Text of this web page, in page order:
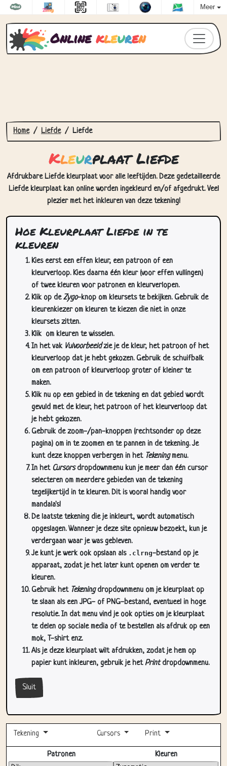
Meer
Online kleuren
Home Liefde Liefde
Kleurplaat Liefde
Afdrukbare Liefde kleurplaat voor alle leeftijden. Deze gedetailleerde
Liefde kleurplaat kan online worden ingekleurd en/of afgedrukt. Veel
plezier met het inkleuren van deze tekening!
Hoe Kleurplaat Liefde in te
kleuren
Kies eerst een effen kleur, een patroon of een
kleurverloop. Kies daarna één kleur (voor effen vullingen)
of twee kleuren voor patronen en kleurverlopen.
Klik op deZygo-knop om kleursets te bekijken. Gebruik de
kleurenkiezer om kleuren te kiezen die niet in onze
kleursets zitten.
Klik om kleuren te wisselen.
In het vak Vulvoorbeeldzie je de kleur, het patroon of het
kleurverloop dat je hebt gekozen. Gebruik de schuifbalk
om een patroon of kleurverloop groter of kleiner te
maken.
Klik nu op een gebied in de tekening en dat gebied wordt
gevuld met de kleur, het patroon of het kleurverloop dat
je hebt gekozen.
Gebruik de zoom-/pan-knoppen (rechtsonder op deze
pagina) om in te zoomen en te pannen in de tekening. Je
kunt deze knoppen verbergen in het Tekeningmenu.
In het Cursorsdropdownmenu kun je meer dan één cursor
selecteren om meerdere gebieden van de tekening
tegelijkertijd in te kleuren. Dit is vooral handig voor
mandala's!
De laatste tekening die je inkleurt, wordt automatisch
opgeslagen. Wanneer je deze site opnieuw bezoekt, kun je
verdergaan waar je was gebleven.
Je kunt je werk ook opslaan als .clrng-bestand op je
apparaat, zodat je het later kunt openen om verder te
kleuren.
Gebruik het Tekeningdropdownmenu om je kleurplaat op
te slaan als een JPG- of PNG-bestand, eventueel in hoge
resolutie. In dat menu vind je ook opties om je kleurplaat
te delen op sociale media of te bestellen als afdruk op een
mok, T-shirt enz.
Als je deze kleurplaat wilt afdrukken, zodat je hem op
papier kunt inkleuren, gebruik je hetPrintdropdownmenu.
Sluit
Tekening Cursors Print
Volledig scherm
Patronen Kleuren